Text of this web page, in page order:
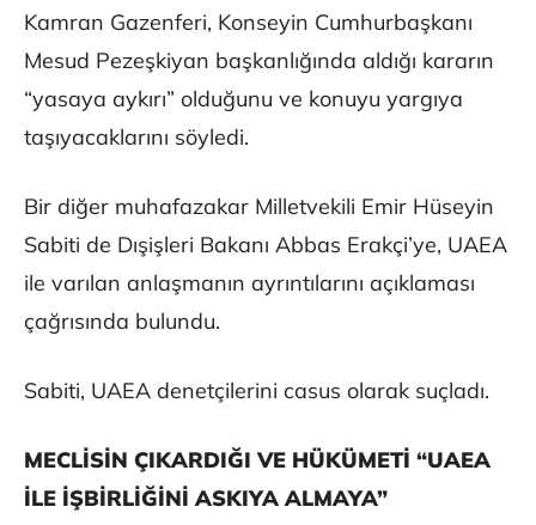
Kamran Gazenferi, Konseyin Cumhurbaşkanı
Mesud Pezeşkiyan başkanlığında aldığı kararın
“yasaya aykırı” olduğunu ve konuyu yargıya
taşıyacaklarını söyledi.
Bir diğer muhafazakar Milletvekili Emir Hüseyin
Sabiti de Dışişleri Bakanı Abbas Erakçi’ye, UAEA
ile varılan anlaşmanın ayrıntılarını açıklaması
çağrısında bulundu.
Sabiti, UAEA denetçilerini casus olarak suçladı.
MECLİSİN ÇIKARDIĞI VE HÜKÜMETİ “UAEA
İLE İŞBİRLİĞİNİ ASKIYA ALMAYA”